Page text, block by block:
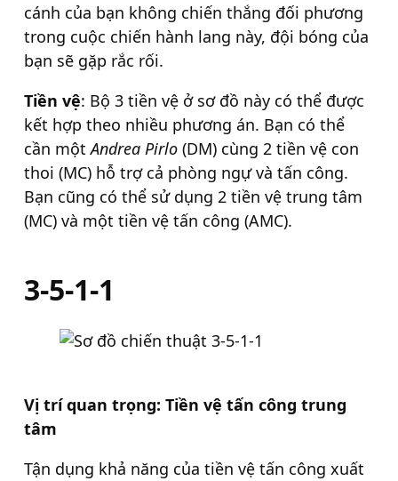
cánh của bạn không chiến thắng đối phương
trong cuộc chiến hành lang này, đội bóng của
bạn sẽ gặp rắc rối.
Tiền vệ: Bộ 3 tiền vệ ở sơ đồ này có thể được
kết hợp theo nhiều phương án. Bạn có thể
cần mộtAndrea Pirlo(DM) cùng 2 tiền vệ con
thoi (MC) hỗ trợ cả phòng ngự và tấn công.
Bạn cũng có thể sử dụng 2 tiền vệ trung tâm
(MC) và một tiền vệ tấn công (AMC).
3-5-1-1
Vị trí quan trọng: Tiền vệ tấn công trung
tâm
Tận dụng khả năng của tiền vệ tấn công xuất